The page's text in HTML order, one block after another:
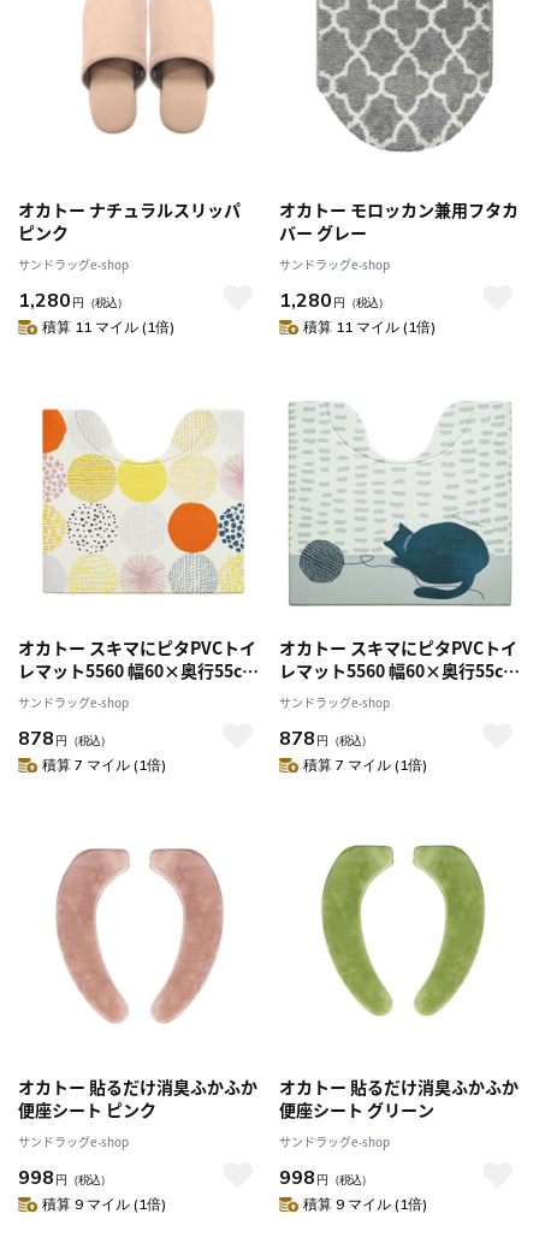
オカトー ナチュラルスリッパ
ピンク
サンドラッグe-shop
1,280 円 （税込）
積算 11 マイル (1倍)
オカトー モロッカン兼用フタカ
バー グレー
サンドラッグe-shop
1,280 円 （税込）
積算 11 マイル (1倍)
オカトー スキマにピタPVCトイ
レマット5560 幅60×奥行55cm
ドット
サンドラッグe-shop
878 円 （税込）
積算 7 マイル (1倍)
オカトー スキマにピタPVCトイ
レマット5560 幅60×奥行55cm
シピ
サンドラッグe-shop
878 円 （税込）
積算 7 マイル (1倍)
オカトー 貼るだけ消臭ふかふか
便座シート ピンク
サンドラッグe-shop
998 円 （税込）
積算 9 マイル (1倍)
オカトー 貼るだけ消臭ふかふか
便座シート グリーン
サンドラッグe-shop
998 円 （税込）
積算 9 マイル (1倍)